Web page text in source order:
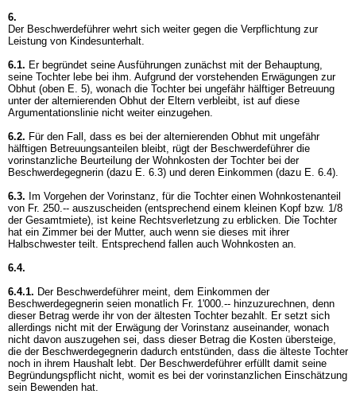
6.
Der Beschwerdeführer wehrt sich weiter gegen die Verpflichtung zur
Leistung von Kindesunterhalt.
6.1. Er begründet seine Ausführungen zunächst mit der Behauptung,
seine Tochter lebe bei ihm. Aufgrund der vorstehenden Erwägungen zur
Obhut (oben E. 5), wonach die Tochter bei ungefähr hälftiger Betreuung
unter der alternierenden Obhut der Eltern verbleibt, ist auf diese
Argumentationslinie nicht weiter einzugehen.
6.2. Für den Fall, dass es bei der alternierenden Obhut mit ungefähr
hälftigen Betreuungsanteilen bleibt, rügt der Beschwerdeführer die
vorinstanzliche Beurteilung der Wohnkosten der Tochter bei der
Beschwerdegegnerin (dazu E. 6.3) und deren Einkommen (dazu E. 6.4).
6.3. Im Vorgehen der Vorinstanz, für die Tochter einen Wohnkostenanteil
von Fr. 250.-- auszuscheiden (entsprechend einem kleinen Kopf bzw. 1/8
der Gesamtmiete), ist keine Rechtsverletzung zu erblicken. Die Tochter
hat ein Zimmer bei der Mutter, auch wenn sie dieses mit ihrer
Halbschwester teilt. Entsprechend fallen auch Wohnkosten an.
6.4.
6.4.1. Der Beschwerdeführer meint, dem Einkommen der
Beschwerdegegnerin seien monatlich Fr. 1'000.-- hinzuzurechnen, denn
dieser Betrag werde ihr von der ältesten Tochter bezahlt. Er setzt sich
allerdings nicht mit der Erwägung der Vorinstanz auseinander, wonach
nicht davon auszugehen sei, dass dieser Betrag die Kosten übersteige,
die der Beschwerdegegnerin dadurch entstünden, dass die älteste Tochter
noch in ihrem Haushalt lebt. Der Beschwerdeführer erfüllt damit seine
Begründungspflicht nicht, womit es bei der vorinstanzlichen Einschätzung
sein Bewenden hat.